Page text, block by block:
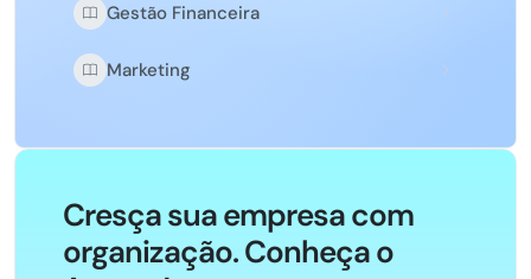
Gestão Financeira
Marketing
Cresça sua empresa com
organização. Conheça o